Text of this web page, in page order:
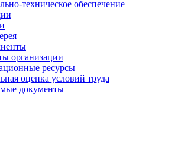
техническое обеспечение
организации
ресурсы
оценка условий труда
документы